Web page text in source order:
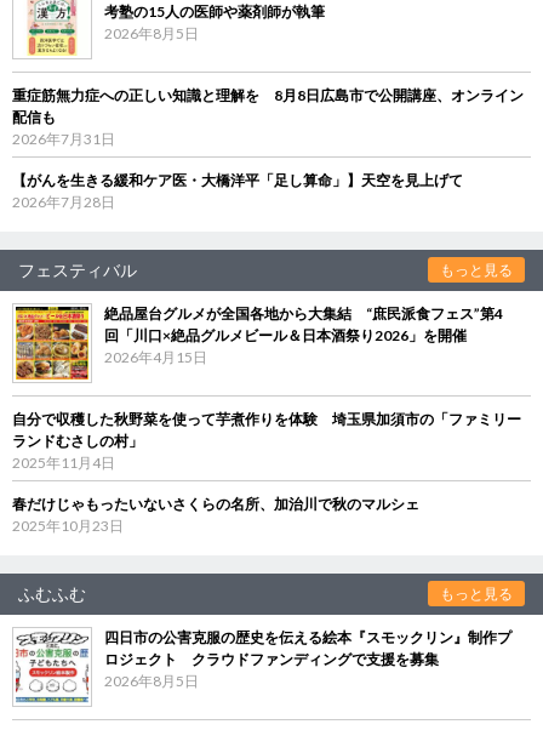
考塾の15人の医師や薬剤師が執筆
2026年8月5日
重症筋無力症への正しい知識と理解を 8月8日広島市で公開講座、オンライン
配信も
2026年7月31日
【がんを生きる緩和ケア医・大橋洋平「足し算命」】天空を見上げて
2026年7月28日
フェスティバル もっと見る
絶品屋台グルメが全国各地から大集結 “庶民派食フェス”第4
回「川口×絶品グルメビール＆日本酒祭り2026」を開催
2026年4月15日
自分で収穫した秋野菜を使って芋煮作りを体験 埼玉県加須市の「ファミリー
ランドむさしの村」
2025年11月4日
春だけじゃもったいないさくらの名所、加治川で秋のマルシェ
2025年10月23日
ふむふむ もっと見る
四日市の公害克服の歴史を伝える絵本『スモックリン』制作プ
ロジェクト クラウドファンディングで支援を募集
2026年8月5日